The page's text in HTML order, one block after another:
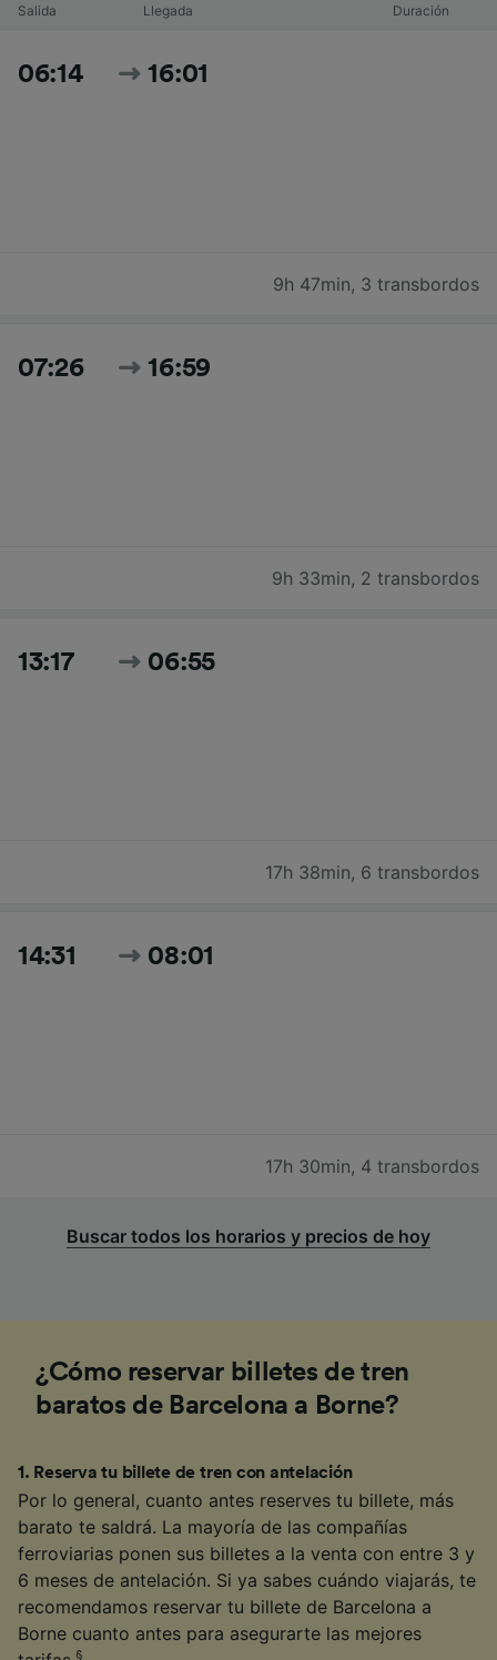
Salida Llegada Duración
06:14 16:01
9h 47min, 3 transbordos
07:26 16:59
9h 33min, 2 transbordos
13:17 06:55
17h 38min, 6 transbordos
14:31 08:01
17h 30min, 4 transbordos
Buscar todos los horarios y precios de hoy
¿Cómo reservar billetes de tren
baratos de Barcelona a Borne?
1 . Reserva tu billete de tren con antelación
Por lo general, cuanto antes reserves tu billete, más
barato te saldrá. La mayoría de las compañías
ferroviarias ponen sus billetes a la venta con entre 3 y
6 meses de antelación. Si ya sabes cuándo viajarás, te
recomendamos reservar tu billete de Barcelona a
Borne cuanto antes para asegurarte las mejores
§